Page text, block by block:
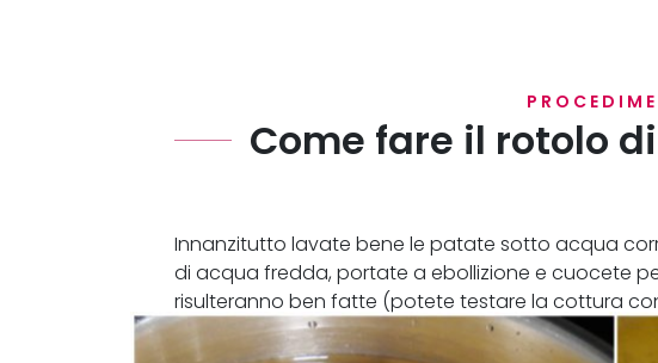
Come fare il rotolo
Innanzitutto lavate bene le patate sotto acqua
di acqua fredda, portate a ebollizione e cuocete
risulteranno ben fatte (potete testare la cottura
entrano ed escono facilmente dalle patate, sono